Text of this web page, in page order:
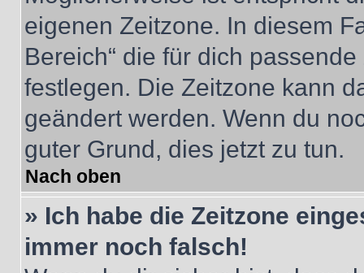
eigenen Zeitzone. In diesem
Bereich“ die für dich
festlegen. Die Zeitzone kann
geändert werden. Wenn du
guter Grund, dies jetzt zu tun.
Nach oben
» Ich habe die Zeitzone
immer noch falsch!